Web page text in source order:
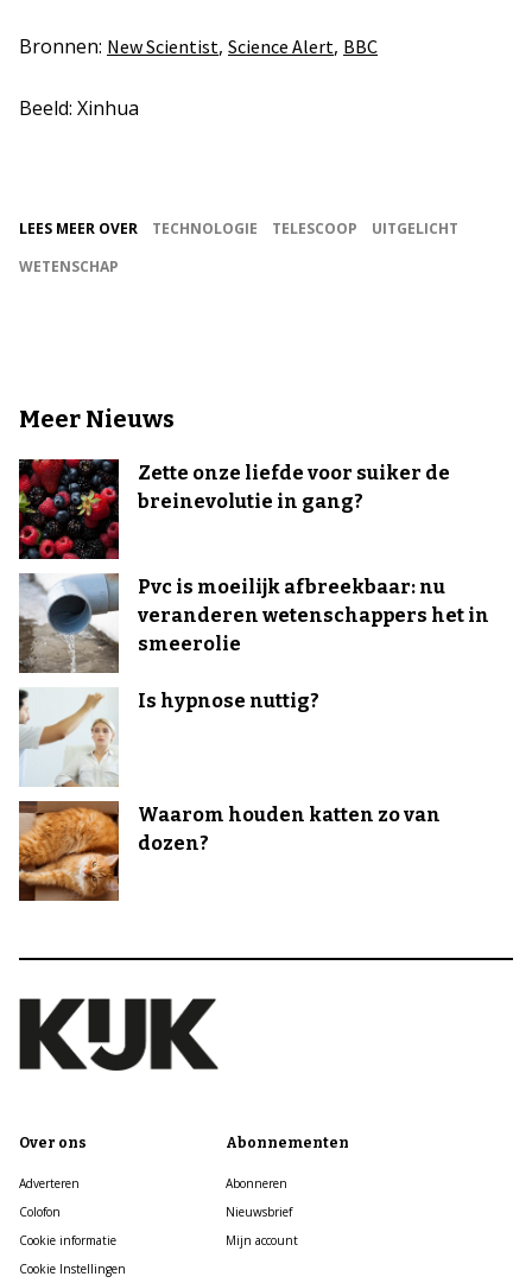
Bronnen: New Scientist, Science Alert, BBC
Beeld: Xinhua
LEES MEER OVER TECHNOLOGIE TELESCOOP
UITGELICHT
WETENSCHAP
Meer Nieuws
Zette onze liefde voor suiker de
breinevolutie in gang?
Pvc is moeilijk afbreekbaar: nu
veranderen wetenschappers het in
smeerolie
Is hypnose nuttig?
Waarom houden katten zo van
dozen?
Over ons
Adverteren
Colofon
Cookie informatie
Cookie Instellingen
Abonnementen
Abonneren
Nieuwsbrief
Mijn account